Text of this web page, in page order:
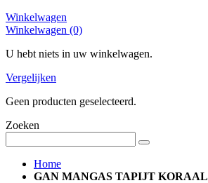
Winkelwagen
Winkelwagen (0)
U hebt niets in uw winkelwagen.
Vergelijken
Geen producten geselecteerd.
Zoeken
Home
GAN MANGAS TAPIJT KORAAL